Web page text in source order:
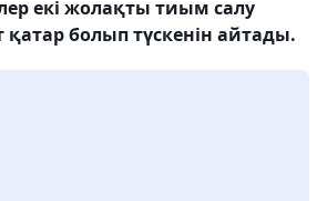
екі жолақты тиым салу
болып түскенін айтады.